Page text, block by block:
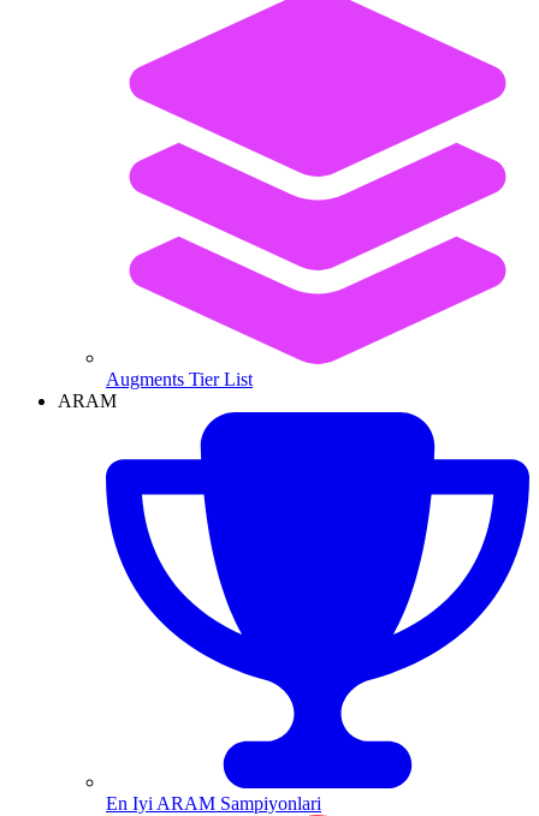
Augments Tier List
ARAM
En Iyi ARAM Sampiyonlari